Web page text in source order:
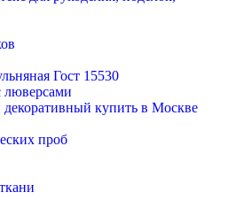
Гост 15530
люверсами
купить в Москве
проб